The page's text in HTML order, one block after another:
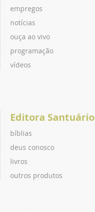
empregos
notícias
ouça ao vivo
programação
vídeos
Editora Santuário
bíblias
deus conosco
livros
outros produtos